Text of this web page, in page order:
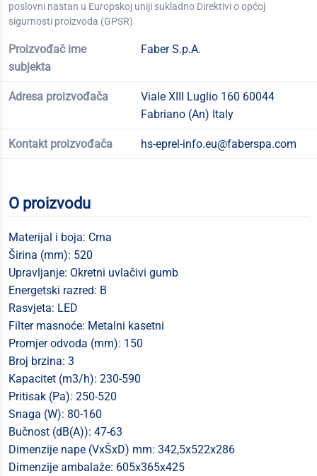
poslovni nastan u Europskoj uniji sukladno Direktivi o općoj
sigurnosti proizvoda (GPSR)
Proizvođač ime
subjekta
Faber S.p.A.
Adresa proizvođača
Viale XIII Luglio 160 60044
Fabriano (An) Italy
Kontakt proizvođača hs-eprel-info.eu@faberspa.com
O proizvodu
Materijal i boja: Crna
Širina (mm): 520
Upravljanje: Okretni uvlačivi gumb
Energetski razred: B
Rasvjeta: LED
Filter masnoće: Metalni kasetni
Promjer odvoda (mm): 150
Broj brzina: 3
Kapacitet (m3/h): 230-590
Pritisak (Pa): 250-520
Snaga (W): 80-160
Bučnost (dB(A)): 47-63
Dimenzije nape (VxŠxD) mm: 342,5x522x286
Dimenzije ambalaže: 605x365x425